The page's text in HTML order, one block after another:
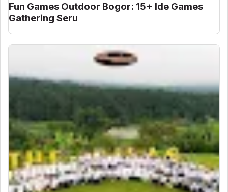
Fun Games Outdoor Bogor: 15+ Ide Games
Gathering Seru